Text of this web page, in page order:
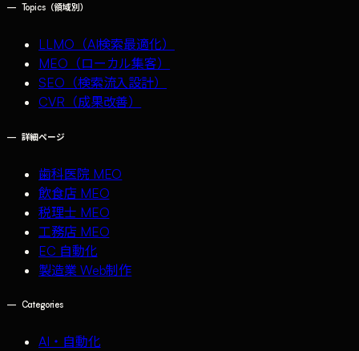
— Topics（領域別）
LLMO（AI検索最適化）
MEO（ローカル集客）
SEO（検索流入設計）
CVR（成果改善）
— 詳細ページ
歯科医院 MEO
飲食店 MEO
税理士 MEO
工務店 MEO
EC 自動化
製造業 Web制作
— Categories
AI・自動化